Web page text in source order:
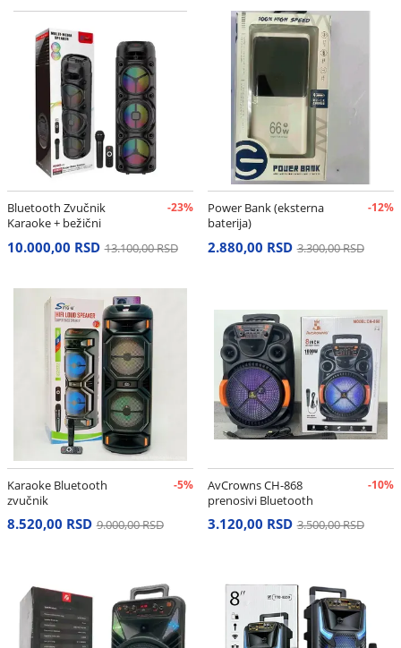
Bluetooth Zvučnik
Karaoke + bežični
-23%
10.000,00 RSD 13.100,00 RSD
Power Bank (eksterna
baterija)
-12%
2.880,00 RSD 3.300,00 RSD
Karaoke Bluetooth
zvučnik
-5%
8.520,00 RSD 9.000,00 RSD
AvCrowns CH-868
prenosivi Bluetooth
zvučnik
-10%
3.120,00 RSD 3.500,00 RSD